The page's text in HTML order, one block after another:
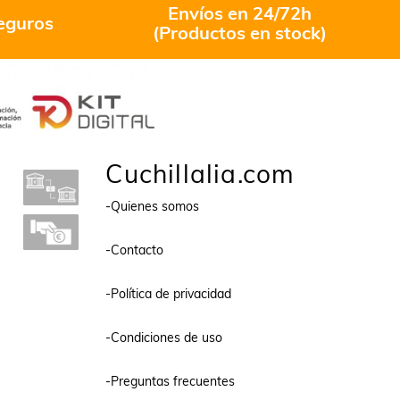
se
pueden
elegir
Envíos en 24/72h
(Productos en stock)
Cuchillalia.com
-Quienes somos
-Contacto
-Política de privacidad
-Condiciones de uso
-Preguntas frecuentes